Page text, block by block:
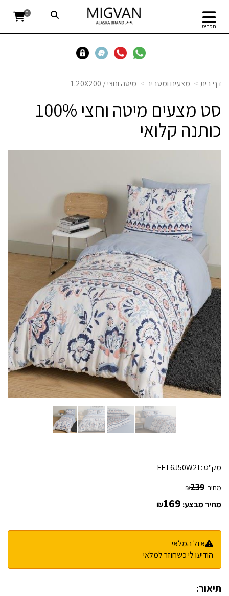
תפריט
0
דף בית מצעים ומסביב מיטה וחצי / 1.20X200
סט מצעים מיטה וחצי 100%
כותנה קלואי
מק"ט : FFT6J50W2I
מחיר: ₪239
מחיר מבצע: ₪169
אזל המלאי
הודיעו לי כשחוזר למלאי
תיאור: